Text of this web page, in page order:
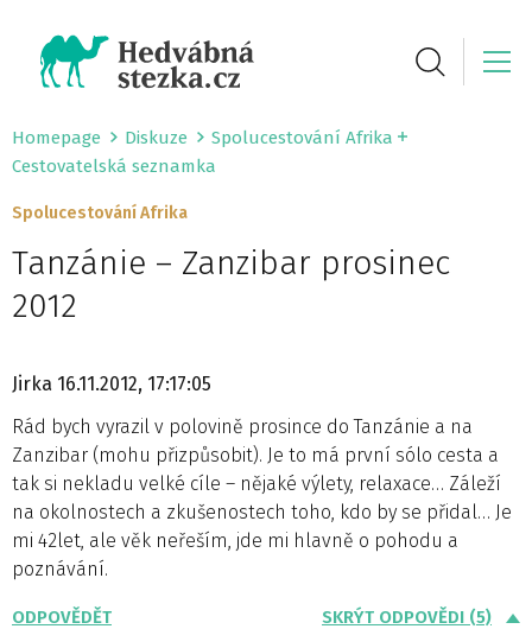
Homepage Diskuze
Spolucestování Afrika
Cestovatelská seznamka
Spolucestování Afrika
Tanzánie – Zanzibar prosinec
2012
Jirka 16.11.2012, 17:17:05
Rád bych vyrazil v polovině prosince do Tanzánie a na
Zanzibar (mohu přizpůsobit). Je to má první sólo cesta a
tak si nekladu velké cíle – nějaké výlety, relaxace… Záleží
na okolnostech a zkušenostech toho, kdo by se přidal… Je
mi 42let, ale věk neřeším, jde mi hlavně o pohodu a
poznávání.
ODPOVĚDĚT SKRÝT ODPOVĚDI (5)